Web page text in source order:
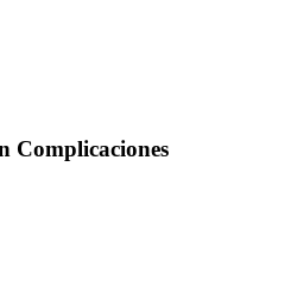
Complicaciones